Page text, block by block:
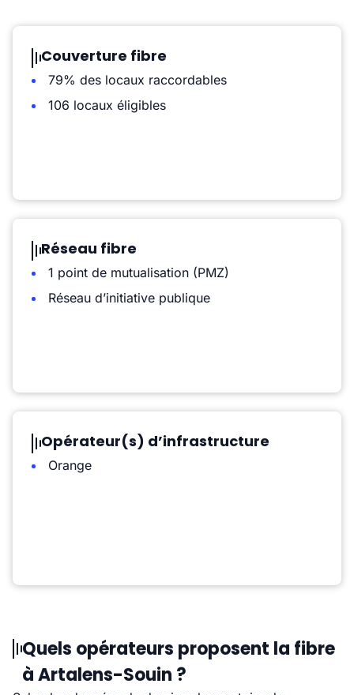
Couverture fibre
79% des locaux raccordables
106 locaux éligibles
Réseau fibre
1 point de mutualisation (PMZ)
Réseau d’initiative publique
Opérateur(s) d’infrastructure
Orange
Quels opérateurs proposent la fibre
à Artalens-Souin ?